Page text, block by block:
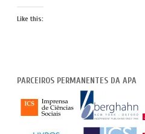
Like this:
PARCEIROS PERMANENTES DA APA